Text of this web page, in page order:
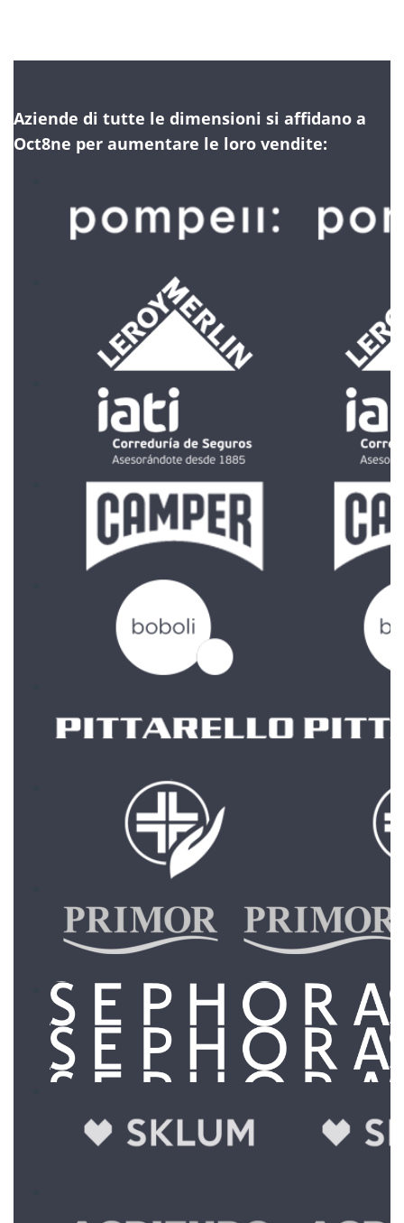
Aziende di tutte le dimensioni si affidano a
Oct8ne per aumentare le loro vendite: